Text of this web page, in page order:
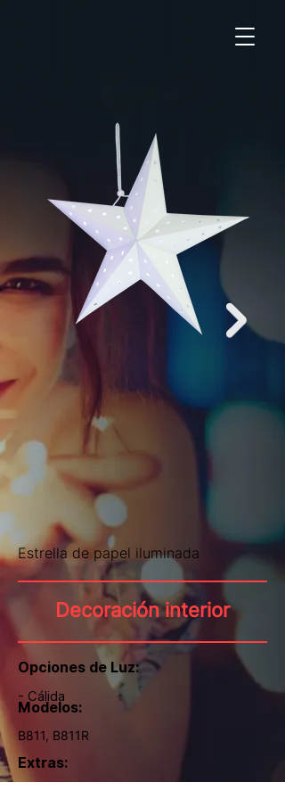
Estrella de papel iluminada
Decoración interior
Opciones de Luz:
- Cálida
Modelos:
B811, B811R
Extras: